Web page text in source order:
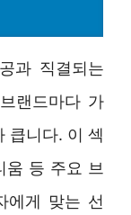
과 직결되는
랜드마다 가
큽니다. 이 섹
움 등 주요 브
에게 맞는 선